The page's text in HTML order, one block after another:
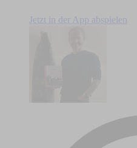
Jetzt in der App abspielen